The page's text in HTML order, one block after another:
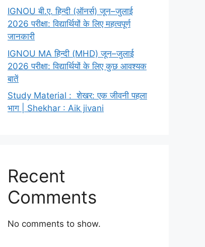
IGNOU बी.ए. हिन्दी (ऑनर्स) जून–जुलाई
2026 परीक्षा: विद्यार्थियों के लिए महत्वपूर्ण
जानकारी
IGNOU MA हिन्दी (MHD) जून–जुलाई
2026 परीक्षा: विद्यार्थियों के लिए कुछ आवश्यक
बातें
Study Material : शेखर: एक जीवनी पहला
भाग | Shekhar : Aik jivani
Recent
Comments
No comments to show.